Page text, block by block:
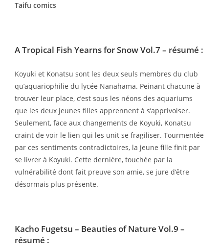
Taifu comics
A Tropical Fish Yearns for Snow Vol.7 – résumé :
Koyuki et Konatsu sont les deux seuls membres du club
qu’aquariophilie du lycée Nanahama. Peinant chacune à
trouver leur place, c’est sous les néons des aquariums
que les deux jeunes filles apprennent à s’apprivoiser.
Seulement, face aux changements de Koyuki, Konatsu
craint de voir le lien qui les unit se fragiliser. Tourmentée
par ces sentiments contradictoires, la jeune fille finit par
se livrer à Koyuki. Cette dernière, touchée par la
vulnérabilité dont fait preuve son amie, se jure d’être
désormais plus présente.
Kacho Fugetsu – Beauties of Nature Vol.9 –
résumé :